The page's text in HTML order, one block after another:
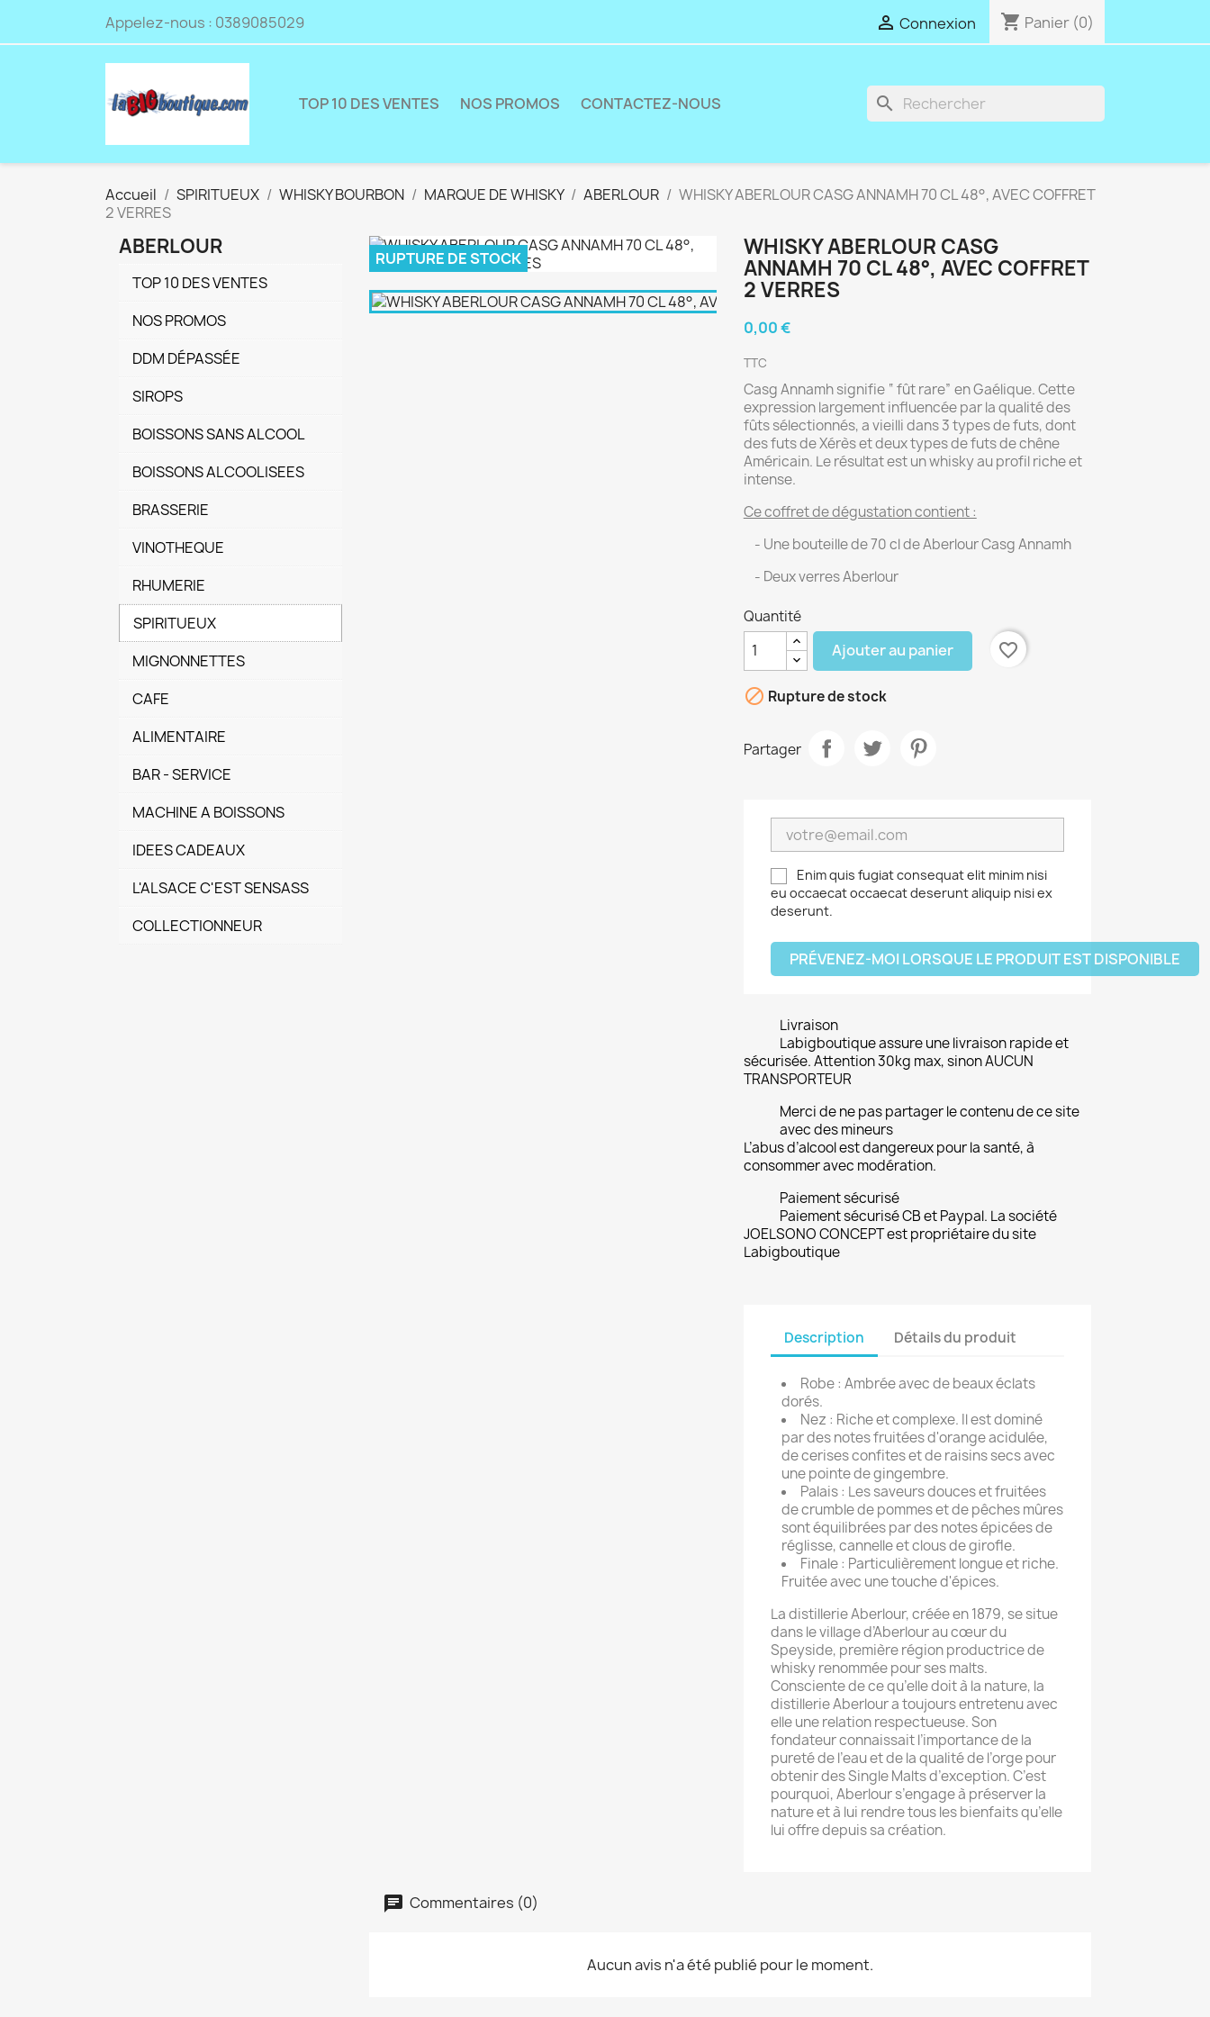
Appelez-nous : 0389085029  Connexion shopping_cart Panier (0)
TOP 10 DES VENTES NOS PROMOS CONTACTEZ-NOUS search
Accueil SPIRITUEUX WHISKY BOURBON MARQUE DE WHISKY ABERLOUR
WHISKY ABERLOUR CASG ANNAMH 70 CL 48°, AVEC COFFRET
2 VERRES
ABERLOUR
TOP 10 DES VENTES
NOS PROMOS
DDM DÉPASSÉE
SIROPS
BOISSONS SANS ALCOOL
BOISSONS ALCOOLISEES
BRASSERIE
VINOTHEQUE
RHUMERIE
SPIRITUEUX
MIGNONNETTES
CAFE
ALIMENTAIRE
BAR - SERVICE
MACHINE A BOISSONS
IDEES CADEAUX
L'ALSACE C'EST SENSASS
COLLECTIONNEUR
RUPTURE DE STOCK
WHISKY ABERLOUR CASG
ANNAMH 70 CL 48°, AVEC COFFRET
2 VERRES
0,00 €
TTC
Casg Annamh signifie “ fût rare” en Gaélique. Cette
expression largement influencée par la qualité des
fûts sélectionnés, a vieilli dans 3 types de futs, dont
des futs de Xérès et deux types de futs de chêne
Américain. Le résultat est un whisky au profil riche et
intense.
Ce coffret de dégustation contient :
- Une bouteille de 70 cl de Aberlour Casg Annamh
- Deux verres Aberlour
Quantité
Ajouter au panier favorite_border
 Rupture de stock
Partager
Enim quis fugiat consequat elit minim nisi
eu occaecat occaecat deserunt aliquip nisi ex
deserunt.
PRÉVENEZ-MOI LORSQUE LE PRODUIT EST DISPONIBLE
Livraison
Labigboutique assure une livraison rapide et
sécurisée. Attention 30kg max, sinon AUCUN
TRANSPORTEUR
Merci de ne pas partager le contenu de ce site
avec des mineurs
L’abus d’alcool est dangereux pour la santé, à
consommer avec modération.
Paiement sécurisé
Paiement sécurisé CB et Paypal. La société
JOELSONO CONCEPT est propriétaire du site
Labigboutique
Description Détails du produit
Robe : Ambrée avec de beaux éclats
dorés.
Nez : Riche et complexe. Il est dominé
par des notes fruitées d'orange acidulée,
de cerises confites et de raisins secs avec
une pointe de gingembre.
Palais : Les saveurs douces et fruitées
de crumble de pommes et de pêches mûres
sont équilibrées par des notes épicées de
réglisse, cannelle et clous de girofle.
Finale : Particulièrement longue et riche.
Fruitée avec une touche d'épices.
La distillerie Aberlour, créée en 1879, se situe
dans le village d’Aberlour au cœur du
Speyside, première région productrice de
whisky renommée pour ses malts.
Consciente de ce qu’elle doit à la nature, la
distillerie Aberlour a toujours entretenu avec
elle une relation respectueuse. Son
fondateur connaissait l’importance de la
pureté de l’eau et de la qualité de l’orge pour
obtenir des Single Malts d’exception. C’est
pourquoi, Aberlour s’engage à préserver la
nature et à lui rendre tous les bienfaits qu’elle
lui offre depuis sa création.
Commentaires (0)
Aucun avis n'a été publié pour le moment.